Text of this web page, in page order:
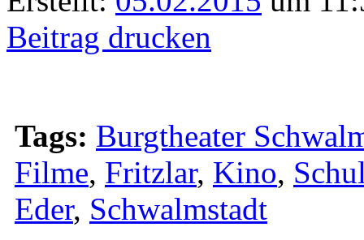
Beitrag drucken
Tags: Burgtheater
Filme, Fritzlar, Kino,
Eder, Schwalmstadt